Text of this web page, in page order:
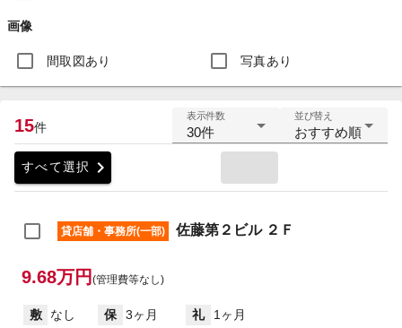
画像
間取図あり 写真あり
15件
表示件数
30件
並び替え
おすすめ順
すべて選択 chevron_right
貸店舗・事務所(一部) 佐藤第２ビル ２Ｆ
9.68万円 (管理費等なし)
敷 なし 保 3ヶ月 礼
1ヶ月